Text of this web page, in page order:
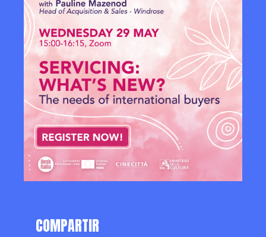
COMPARTIR